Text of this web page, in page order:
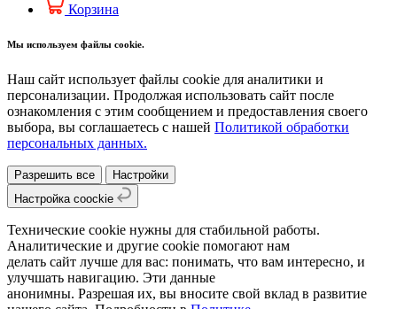
Корзина
Мы используем файлы cookie.
Наш сайт использует файлы cookie для аналитики и
персонализации. Продолжая использовать сайт после
ознакомления с этим сообщением и предоставления своего
выбора, вы соглашаетесь с нашей Политикой обработки
персональных данных.
Разрешить все
Настройки
Настройка coockie
Технические cookie нужны для стабильной работы.
Аналитические и другие cookie помогают нам
делать сайт лучше для вас: понимать, что вам интересно, и
улучшать навигацию. Эти данные
анонимны. Разрешая их, вы вносите свой вклад в развитие